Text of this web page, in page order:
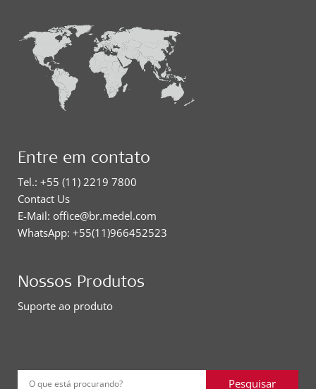
Entre em contato
Tel.: +55 (11) 2219 7800
Contact Us
E-Mail: office@br.medel.com
WhatsApp: +55(11)966452523
Nossos Produtos
Suporte ao produto
O que está procurando? Pesquisar